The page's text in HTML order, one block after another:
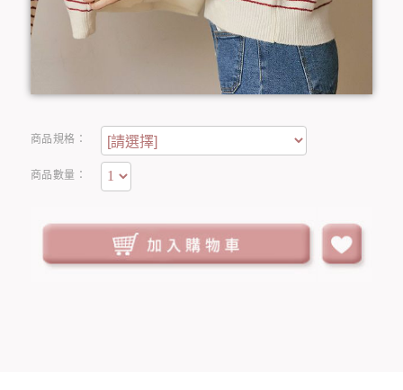
商品規格：
商品數量：